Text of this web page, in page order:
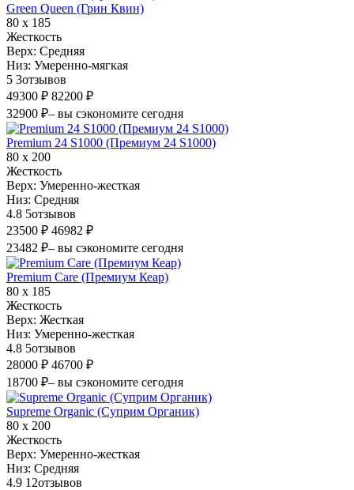
Green Queen (Грин Квин)
80 х 185
Жесткость
Верх: Средняя
Низ: Умеренно-мягкая
5 3отзывов
49300 ₽ 82200 ₽
32900 ₽– вы сэкономите сегодня
Premium 24 S1000 (Премиум 24 S1000)
80 х 200
Жесткость
Верх: Умеренно-жесткая
Низ: Средняя
4.8 5отзывов
23500 ₽ 46982 ₽
23482 ₽– вы сэкономите сегодня
Premium Care (Премиум Кеар)
80 х 185
Жесткость
Верх: Жесткая
Низ: Умеренно-жесткая
4.8 5отзывов
28000 ₽ 46700 ₽
18700 ₽– вы сэкономите сегодня
Supreme Organic (Суприм Органик)
80 х 200
Жесткость
Верх: Умеренно-жесткая
Низ: Средняя
4.9 12отзывов